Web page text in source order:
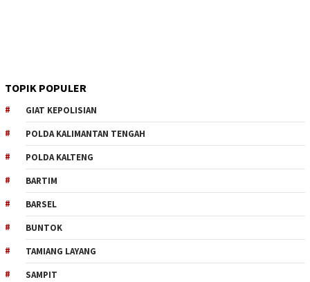
TOPIK POPULER
GIAT KEPOLISIAN
POLDA KALIMANTAN TENGAH
POLDA KALTENG
BARTIM
BARSEL
BUNTOK
TAMIANG LAYANG
SAMPIT